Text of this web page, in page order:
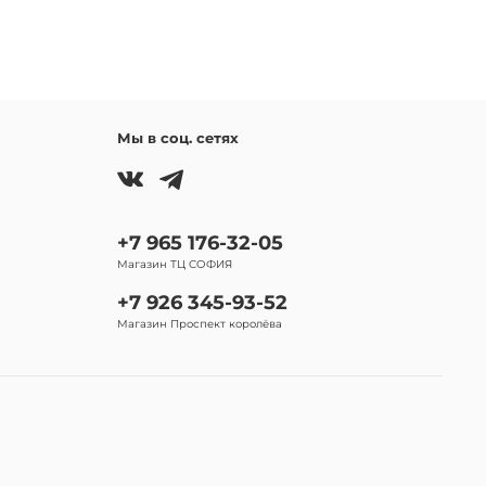
Мы в соц. сетях
+7 965 176-32-05
Магазин ТЦ СОФИЯ
+7 926 345-93-52
Магазин Проспект королёва